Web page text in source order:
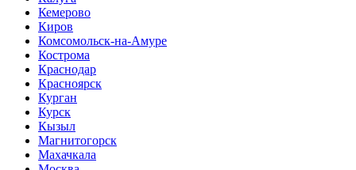
Кемерово
Киров
Комсомольск-на-Амуре
Кострома
Краснодар
Красноярск
Курган
Курск
Кызыл
Магнитогорск
Махачкала